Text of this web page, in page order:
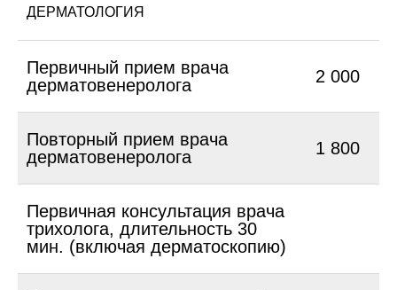
ДЕРМАТОЛОГИЯ
Первичный прием врача
дерматовенеролога
2 000
Повторный прием врача
дерматовенеролога
1 800
Первичная консультация врача
трихолога, длительность 30
мин. (включая дерматоскопию)